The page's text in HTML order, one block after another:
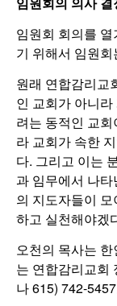
임원회 회의를
기 위해서 임원
원래 연합감리교
인 교회가 아니
려는 동적인 교
라 교회가 속한
다. 그리고 이는
과 임무에서 나
의 지도자들이
하고 실천해야겠
오천의 목사는
는 연합감리교회
나 615) 742-